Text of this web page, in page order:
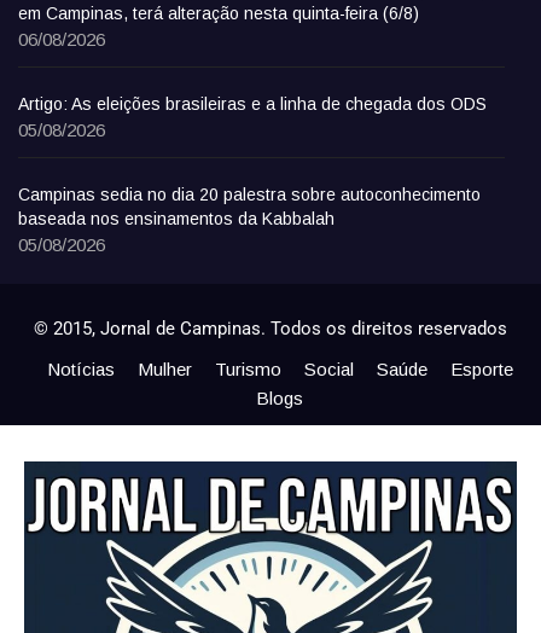
em Campinas, terá alteração nesta quinta-feira (6/8)
06/08/2026
Artigo: As eleições brasileiras e a linha de chegada dos ODS
05/08/2026
Campinas sedia no dia 20 palestra sobre autoconhecimento
baseada nos ensinamentos da Kabbalah
05/08/2026
© 2015, Jornal de Campinas. Todos os direitos reservados
Notícias Mulher Turismo Social Saúde
Esporte
Blogs